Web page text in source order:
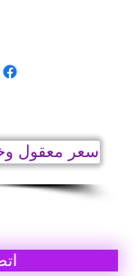
سعر معقول